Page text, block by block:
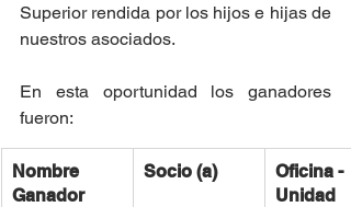
Superior rendida por los hijos e hijas de
nuestros asociados.
En esta oportunidad los ganadores
fueron:
Nombre
Ganador
Socio (a)
Oficina -
Unidad